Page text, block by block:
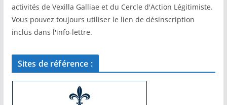
activités de Vexilla Galliae et du Cercle d'Action Légitimiste.
Vous pouvez toujours utiliser le lien de désinscription
inclus dans l'info-lettre.
Sites de référence :